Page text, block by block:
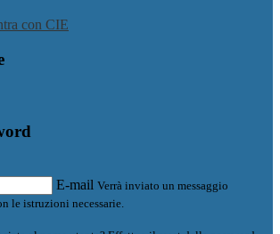
con CIE
E-mail Verrà inviato un messaggio
le istruzioni necessarie.